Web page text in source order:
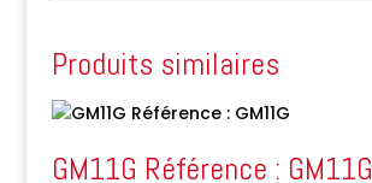
Produits similaires
GM11G Référence : GM11G